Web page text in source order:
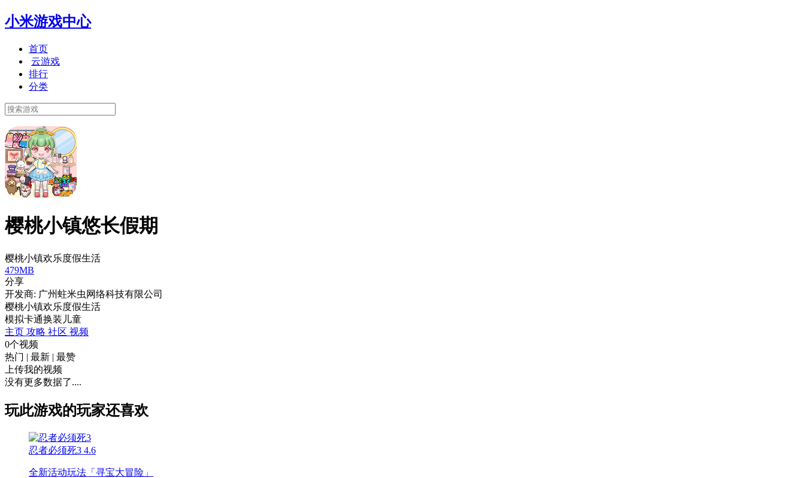
小米游戏中心
首页
云游戏
排行
分类
樱桃小镇悠长假期
樱桃小镇欢乐度假生活
479MB
分享
开发商: 广州蛀米虫网络科技有限公司
樱桃小镇欢乐度假生活
模拟卡通换装 儿童
主页 攻略 社区 视频
0个视频
热门 | 最新 | 最赞
上传我的视频
没有更多数据了....
玩此游戏的玩家还喜欢
忍者必须死3 4.6
全新活动玩法「寻宝大冒险」